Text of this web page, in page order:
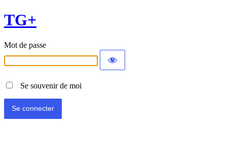
TG+
Mot de passe
Se souvenir de moi